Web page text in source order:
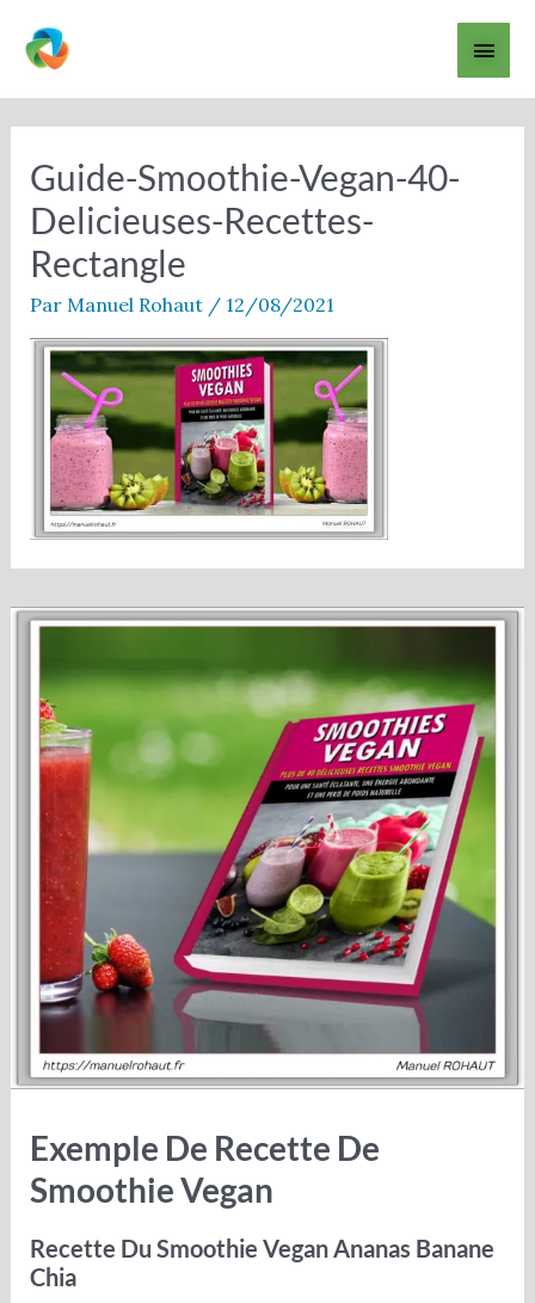
contenu
Guide-Smoothie-Vegan-40-
Delicieuses-Recettes-
Rectangle
Par Manuel Rohaut / 12/08/2021
Exemple De Recette De
Smoothie Vegan
Recette Du Smoothie Vegan Ananas Banane
Chia
articles